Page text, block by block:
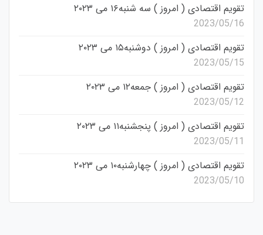
تقویم اقتصادی ( امروز ) سه شنبه۱۶ می ۲۰۲۳
2023/05/16
تقویم اقتصادی ( امروز ) دوشنبه۱۵ می ۲۰۲۳
2023/05/15
تقویم اقتصادی ( امروز ) جمعه۱۲ می ۲۰۲۳
2023/05/12
تقویم اقتصادی ( امروز ) پنجشنبه۱۱ می ۲۰۲۳
2023/05/11
تقویم اقتصادی ( امروز ) چهارشنبه۱۰ می ۲۰۲۳
2023/05/10